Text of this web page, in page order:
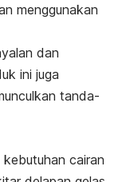
menggunakan
dan
ini juga
tanda-
cairan